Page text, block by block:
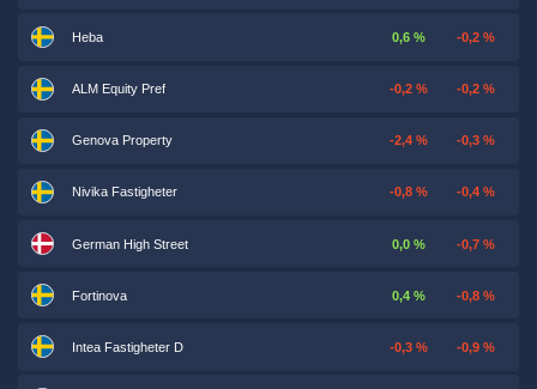
Heba 0,6 % -0,2 %
ALM Equity Pref -0,2 % -0,2 %
Genova Property -2,4 % -0,3 %
Nivika Fastigheter -0,8 % -0,4 %
German High Street 0,0 % -0,7 %
Fortinova 0,4 % -0,8 %
Intea Fastigheter D -0,3 % -0,9 %